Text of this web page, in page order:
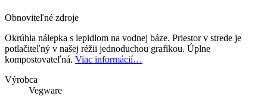
Obnoviteľné zdroje
Okrúhla nálepka s lepidlom na vodnej báze. Priestor v strede je
potlačiteľný v našej réžii jednoduchou grafikou. Úplne
kompostovateľná. Viac informácií…
Výrobca
Vegware